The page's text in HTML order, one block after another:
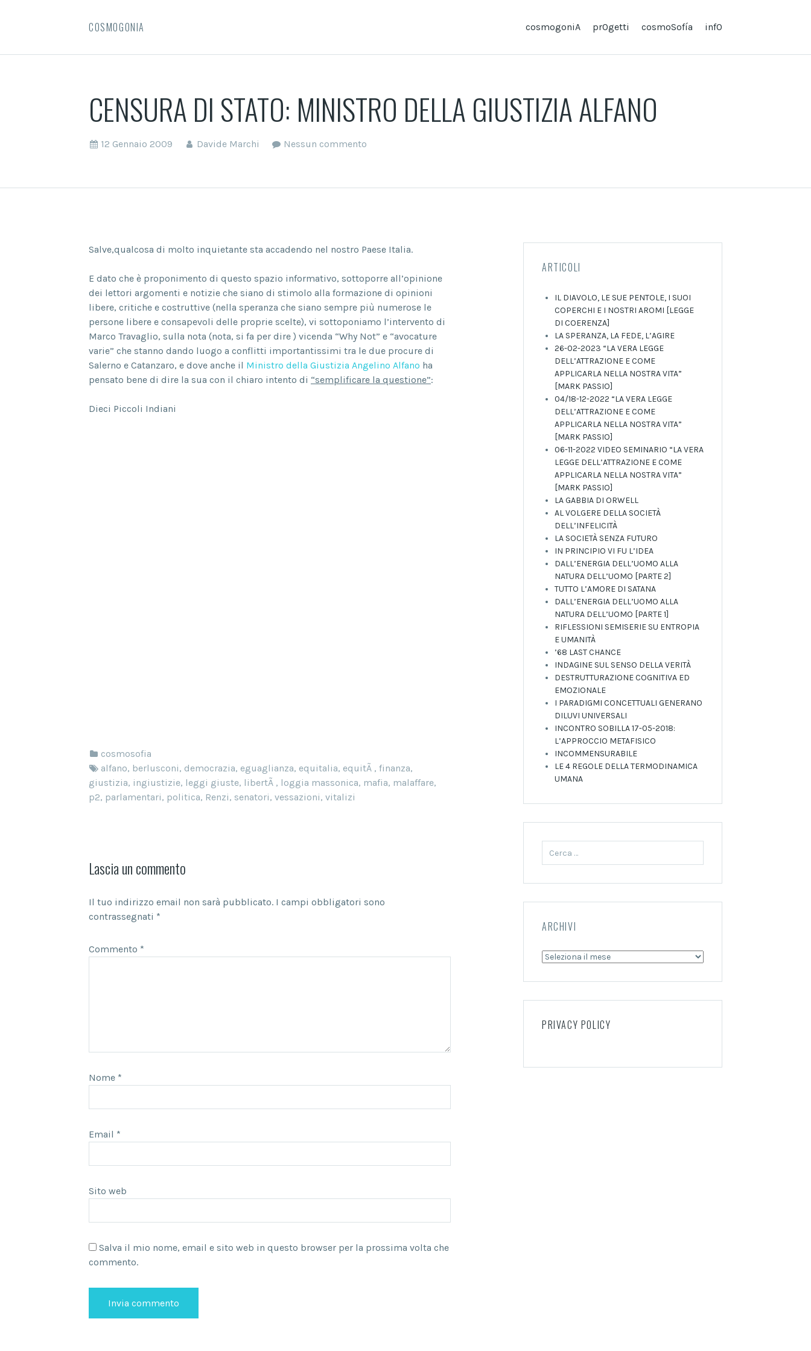
COSMOGONIA cosmogoniA prOgetti cosmoSofí­a infO
CENSURA DI STATO: MINISTRO DELLA GIUSTIZIA ALFANO
12 Gennaio 2009 Davide Marchi Nessun commento
Salve,qualcosa di molto inquietante sta accadendo nel nostro Paese Italia.
E dato che è proponimento di questo spazio informativo, sottoporre all’opinione
dei lettori argomenti e notizie che siano di stimolo alla formazione di opinioni
libere, critiche e costruttive (nella speranza che siano sempre più numerose le
persone libere e consapevoli delle proprie scelte), vi sottoponiamo l’intervento di
Marco Travaglio, sulla nota (nota, si fa per dire ) vicenda “Why Not” e “avocature
varie” che stanno dando luogo a conflitti importantissimi tra le due procure di
Salerno e Catanzaro, e dove anche il Ministro della Giustizia Angelino Alfano ha
pensato bene di dire la sua con il chiaro intento di “semplificare la questione”:
Dieci Piccoli Indiani
cosmosofia
alfano, berlusconi, democrazia, eguaglianza, equitalia, equitÃ , finanza,
giustizia, ingiustizie, leggi giuste, libertÃ , loggia massonica, mafia, malaffare,
p2, parlamentari, politica, Renzi, senatori, vessazioni, vitalizi
Lascia un commento
Il tuo indirizzo email non sarà pubblicato. I campi obbligatori sono
contrassegnati *
Commento *
Nome *
Email *
Sito web
Salva il mio nome, email e sito web in questo browser per la prossima volta che
commento.
ARTICOLI
IL DIAVOLO, LE SUE PENTOLE, I SUOI
COPERCHI E I NOSTRI AROMI [LEGGE
DI COERENZA]
LA SPERANZA, LA FEDE, L’AGIRE
26-02-2023 “LA VERA LEGGE
DELL’ATTRAZIONE E COME
APPLICARLA NELLA NOSTRA VITA”
[MARK PASSIO]
04/18-12-2022 “LA VERA LEGGE
DELL’ATTRAZIONE E COME
APPLICARLA NELLA NOSTRA VITA”
[MARK PASSIO]
06-11-2022 VIDEO SEMINARIO “LA VERA
LEGGE DELL’ATTRAZIONE E COME
APPLICARLA NELLA NOSTRA VITA”
[MARK PASSIO]
LA GABBIA DI ORWELL
AL VOLGERE DELLA SOCIETÀ
DELL’INFELICITÀ
LA SOCIETÀ SENZA FUTURO
IN PRINCIPIO VI FU L’IDEA
DALL’ENERGIA DELL’UOMO ALLA
NATURA DELL’UOMO [PARTE 2]
TUTTO L’AMORE DI SATANA
DALL’ENERGIA DELL’UOMO ALLA
NATURA DELL’UOMO [PARTE 1]
RIFLESSIONI SEMISERIE SU ENTROPIA
E UMANITÀ
’68 LAST CHANCE
INDAGINE SUL SENSO DELLA VERITÀ
DESTRUTTURAZIONE COGNITIVA ED
EMOZIONALE
I PARADIGMI CONCETTUALI GENERANO
DILUVI UNIVERSALI
INCONTRO SOBILLA 17-05-2018:
L’APPROCCIO METAFISICO
INCOMMENSURABILE
LE 4 REGOLE DELLA TERMODINAMICA
UMANA
per:
ARCHIVI
Archivi
PRIVACY POLICY